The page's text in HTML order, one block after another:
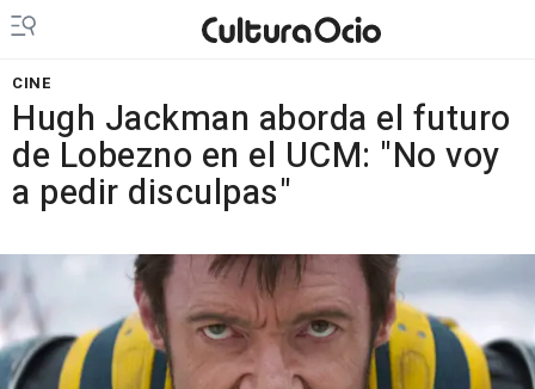
CINE
Hugh Jackman aborda el futuro
de Lobezno en el UCM: "No voy
a pedir disculpas"